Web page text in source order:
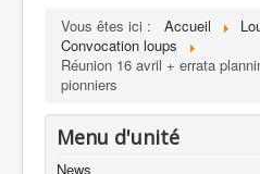
Vous êtes ici : Accueil
Convocation loups
Réunion 16 avril + errata
pionniers
Menu d'unité
News